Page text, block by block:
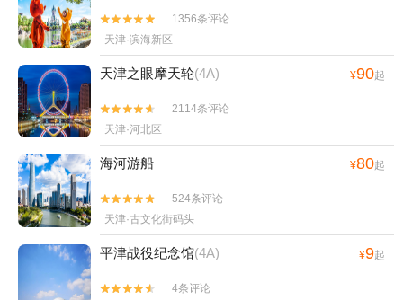


1356条评论
天津·滨海新区
天津之眼摩天轮(4A) ¥90起


2114条评论
天津·河北区
海河游船 ¥80起


524条评论
天津·古文化街码头
平津战役纪念馆(4A) ¥9起

 4条评论